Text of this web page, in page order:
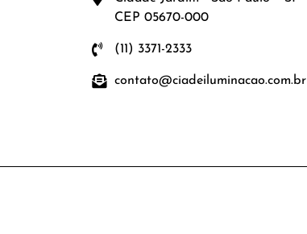
CEP 05670-000
(11) 3371-2333
contato@ciadeiluminacao.com.br